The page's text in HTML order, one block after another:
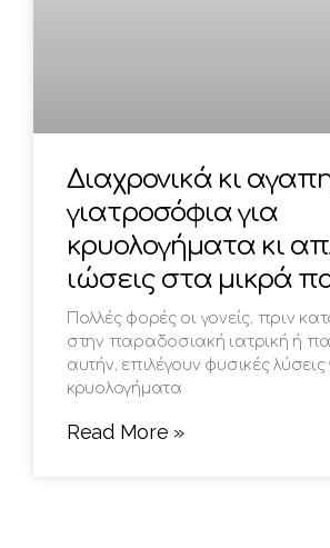
Διαχρονικά κι
γιατροσόφια για
κρυολογήματα κι
ιώσεις στα μικρά
Πολλές φορές οι γονείς, πριν
στην παραδοσιακή ιατρική ή
αυτήν, επιλέγουν φυσικές λύσεις
κρυολογήματα
Read More »